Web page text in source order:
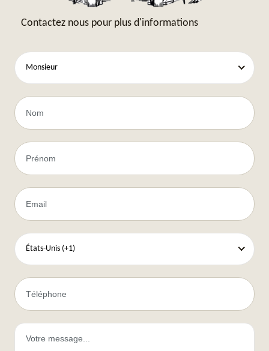
Contactez nous pour plus d'informations
Monsieur
États-Unis (+1)